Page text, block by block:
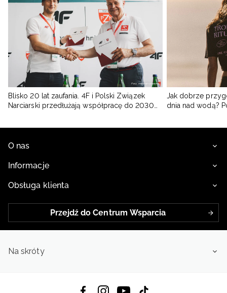
Blisko 20 lat zaufania. 4F i Polski Związek
Narciarski przedłużają współpracę do 2030
Jak dobrze
dnia nad wodą?
O nas
Informacje
Obsługa klienta
Przejdź do Centrum Wsparcia
Na skróty